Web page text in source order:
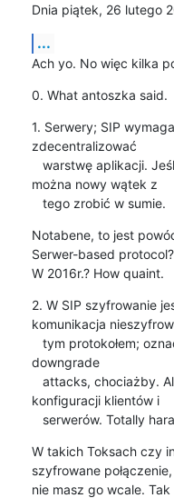
Dnia piątek, 26 lutego
...
Ach yo. No więc kilka
0. What antoszka said.
1. Serwery; SIP
zdecentralizować
można nowy wątek z
   tego zrobić w sumie.
Notabene, to jest
Serwer-based protocol?
W 2016r.? How quaint.
2. W SIP szyfrowanie
komunikacja
downgrade
konfiguracji klientów i
serwerów. Totally
W takich Toksach czy
szyfrowane
nie masz go wcale.